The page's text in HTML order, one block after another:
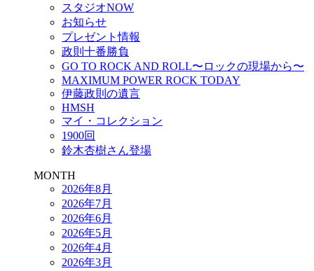
スタジオNOW
お知らせ
プレゼント情報
政則十番勝負
GO TO ROCK AND ROLL〜ロックの現場から〜
MAXIMUM POWER ROCK TODAY
伊藤政則の遺言
HMSH
マイ・コレクション
1900回
鈴木杏樹さん登場
MONTH
2026年8月
2026年7月
2026年6月
2026年5月
2026年4月
2026年3月